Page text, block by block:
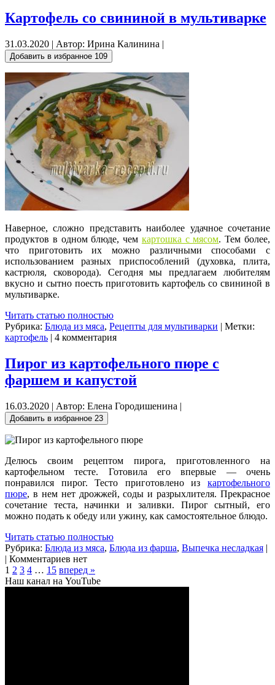
Картофель со свининой в мультиварке
31.03.2020 | Автор: Ирина Калинина |
Добавить в избранное 109
Наверное, сложно представить наиболее удачное сочетание
продуктов в одном блюде, чем картошка с мясом. Тем более,
что приготовить их можно различными способами с
использованием разных приспособлений (духовка, плита,
кастрюля, сковорода). Сегодня мы предлагаем любителям
вкусно и сытно поесть приготовить картофель со свининой в
мультиварке.
Читать статью полностью
Рубрика: Блюда из мяса, Рецепты для мультиварки | Метки:
картофель | 4 комментария
Пирог из картофельного пюре с
фаршем и капустой
16.03.2020 | Автор: Елена Городишенина |
Добавить в избранное 23
Делюсь своим рецептом пирога, приготовленного на
картофельном тесте. Готовила его впервые — очень
понравился пирог. Тесто приготовлено из картофельного
пюре, в нем нет дрожжей, соды и разрыхлителя. Прекрасное
сочетание теста, начинки и заливки. Пирог сытный, его
можно подать к обеду или ужину, как самостоятельное блюдо.
Читать статью полностью
Рубрика: Блюда из мяса, Блюда из фарша, Выпечка несладкая |
| Комментариев нет
1 2 3 4 … 15 вперед »
Наш канал на YouTube